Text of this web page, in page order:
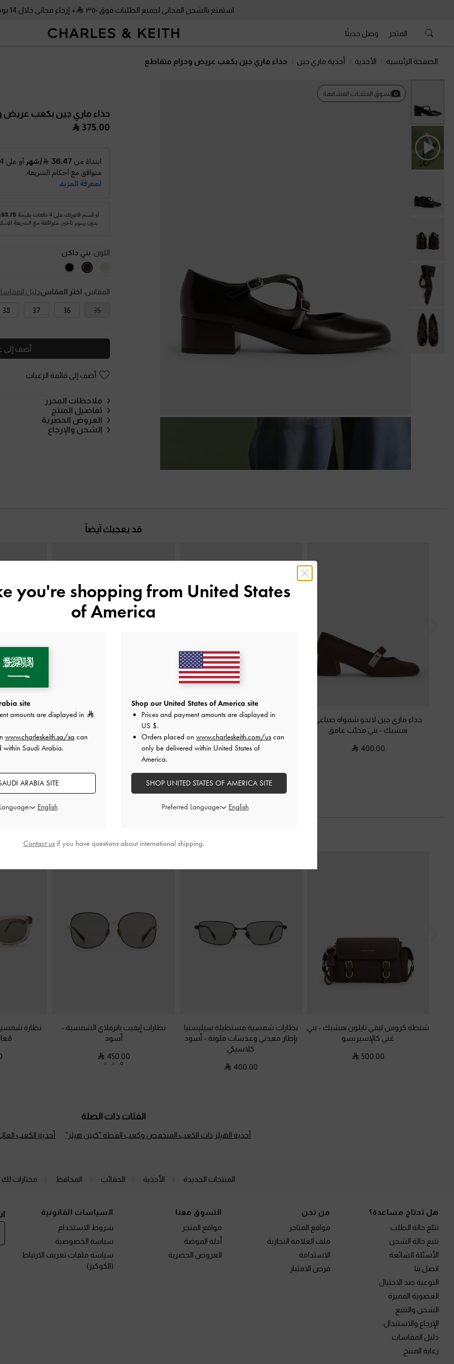
استمتع بالشحن المجاني لجميع الطلبات فوق ٣٥٠ + إرجاع مجاني خلال 14 يومًا!
المتجر وصل حديثًا
الصفحة الرئيسية الأحذية أحذية ماري جين حذاء ماري جين بكعب عريض وحزام متقاطع
تسوق المنتجات المشابهة
حذاء ماري جين بكعب عريض
375.00
اللون: بني داكن
المقاس: اختر المقاسدليل
35
36
37
38
أضف إلى
أضف إلى قائمة الرغبات
ملاحظات المحرر
تفاصيل المنتج
العروض الحصرية
الشحن والإرجاع
قد يعجبك آيضاً
حذاء ماري جين لاندو شمواه صناعي
بمشبك - بني محبّب غامق
400.00
حذاء كعب عريض لامع بحزام خلفي
375.00
حذاء بامب ساديرا من الساتان بكعب عالٍ
مفتوح من الخلف ومقدمة مربعة، مزين
بفيونكة وحزام خلفي
بني داكن
حذاء ماري
شنطة كروس ليفي نايلون بمشبك - بني
غني كالإسبريسو
500.00
نظارات شمسية مستطيلة سيليستيا
بإطار معدني وعدسات ملونة - أسود
كلاسيكي
400.00
نظارات إيفيت باترفلاي الشمسية -
أسود
450.00
نظارة
الفئات ذات الصلة
أحذية الهيلز ذات الكعب المنخفض وكعب القطة "كيتن هيلز" أحذية الكعب
المنتجات الجديدة الأحذية الحقائب المحافظ مختارات لك
هل تحتاج مساعدة؟
تتبّع حالة الطلب
تتبع حالة الشحن
الأسئلة الشائعة
اتصل بنا
التوعية ضد الاحتيال
العضوية المميزة
الشحن والتتبع
الإرجاع والاستبدال
دليل المقاسات
رعاية المنتج
من نحن
مواقع المتاجر
ملف العلامة التجارية
الاستدامة
فرص الامتياز
التسوق معنا
مواقع المتجر
أدلة الموضة
العروض الحصرية
السياسات القانونية
شروط الاستخدام
سياسة الخصوصية
سياسة ملفات تعريف الارتباط
(الكوكيز)
you're shopping from United States
of America
site
amounts are displayed in
www.charleskeith.sa/sa can
within Saudi Arabia.
ARABIA SITE
Shop our United States of America site
Prices and payment amounts are displayed in
US $.
Orders placed on www.charleskeith.com/us can
only be delivered within United States of
America.
SHOP UNITED STATES OF AMERICA SITE
Preferred Language:
Contact usif you have questions about international shipping.